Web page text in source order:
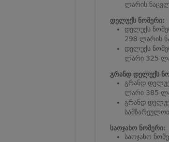
ლარის
დელუქს ნომერი:
დელუქს
298 ლარის
დელუქს
ლარი 325
გრანდ დელუქს
გრანდ
ლარი 385
გრანდ
საოჯახო ნომერი:
საოჯახო